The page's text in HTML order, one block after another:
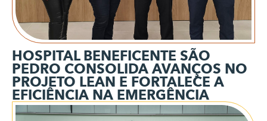
HOSPITAL BENEFICENTE SÃO
PEDRO CONSOLIDA AVANÇOS NO
PROJETO LEAN E FORTALECE A
EFICIÊNCIA NA EMERGÊNCIA